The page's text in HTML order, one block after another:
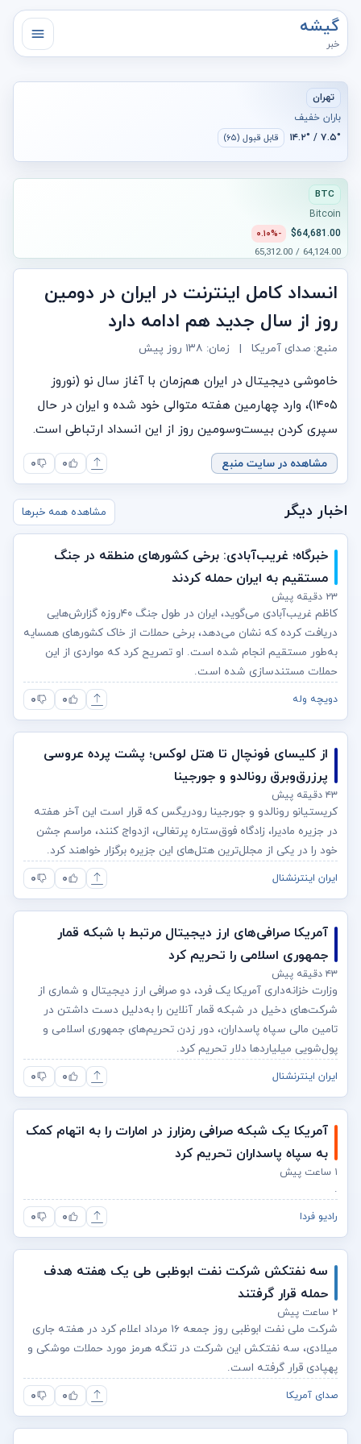
گیشه
خبر
تهران
باران خفیف
۷.۵° / ۱۴.۲° قابل قبول (۶۵)
BTC
Bitcoin
$64,681.00
-۰.۱۰%
64,124.00 / 65,312.00
انسداد کامل اینترنت در ایران در دومین
روز از سال جدید هم ادامه دارد
منبع: صدای آمریکا | زمان: ۱۳۸ روز پیش
خاموشی دیجیتال در ایران هم‌زمان با آغاز سال نو (نوروز
۱۴۰۵)، وارد چهارمین هفته متوالی خود شده و ایران در حال
سپری کردن بیست‌وسومین روز از این انسداد ارتباطی است.
مشاهده در سایت منبع ۰ ۰
اخبار دیگر مشاهده همه خبرها
خبرگاه؛ غریب‌آبادی: برخی کشورهای منطقه در جنگ
مستقیم به ایران حمله کردند
۲۳ دقیقه پیش
کاظم غریب‌آبادی می‌گوید، ایران در طول جنگ ۴۰روزه گزارش‌هایی
دریافت کرده که نشان می‌دهد، برخی حملات از خاک کشورهای همسایه
به‌طور مستقیم انجام شده است. او تصریح کرد که مواردی از این
حملات مستندسازی شده است.
دویچه وله ۰ ۰
از کلیسای فونچال تا هتل لوکس؛ پشت پرده عروسی
پرزرق‌وبرق رونالدو و جورجینا
۴۳ دقیقه پیش
کریستیانو رونالدو و جورجینا رودریگس که قرار است این آخر هفته
در جزیره مادیرا، زادگاه فوق‌ستاره پرتغالی، ازدواج کنند، مراسم جشن
خود را در یکی از مجلل‌ترین هتل‌های این جزیره برگزار خواهند کرد.
ایران اینترنشنال ۰ ۰
آمریکا صرافی‌های ارز دیجیتال مرتبط با شبکه قمار
جمهوری اسلامی را تحریم کرد
۴۳ دقیقه پیش
وزارت خزانه‌داری آمریکا یک فرد، دو صرافی ارز دیجیتال و شماری از
شرکت‌های دخیل در شبکه قمار آنلاین را به‌دلیل دست داشتن در
تامین مالی سپاه پاسداران، دور زدن تحریم‌های جمهوری اسلامی و
پول‌شویی میلیاردها دلار تحریم کرد.
ایران اینترنشنال ۰ ۰
آمریکا یک شبکه صرافی رمزارز در امارات را به اتهام کمک
به سپاه پاسداران تحریم کرد
۱ ساعت پیش
.
رادیو فردا ۰ ۰
سه نفتکش شرکت نفت ابوظبی طی یک هفته هدف
حمله قرار گرفتند
۲ ساعت پیش
شرکت ملی نفت ابوظبی روز جمعه ۱۶ مرداد اعلام کرد در هفته جاری
میلادی، سه نفتکش این شرکت در تنگه هرمز مورد حملات موشکی و
پهپادی قرار گرفته است.
صدای آمریکا ۰ ۰